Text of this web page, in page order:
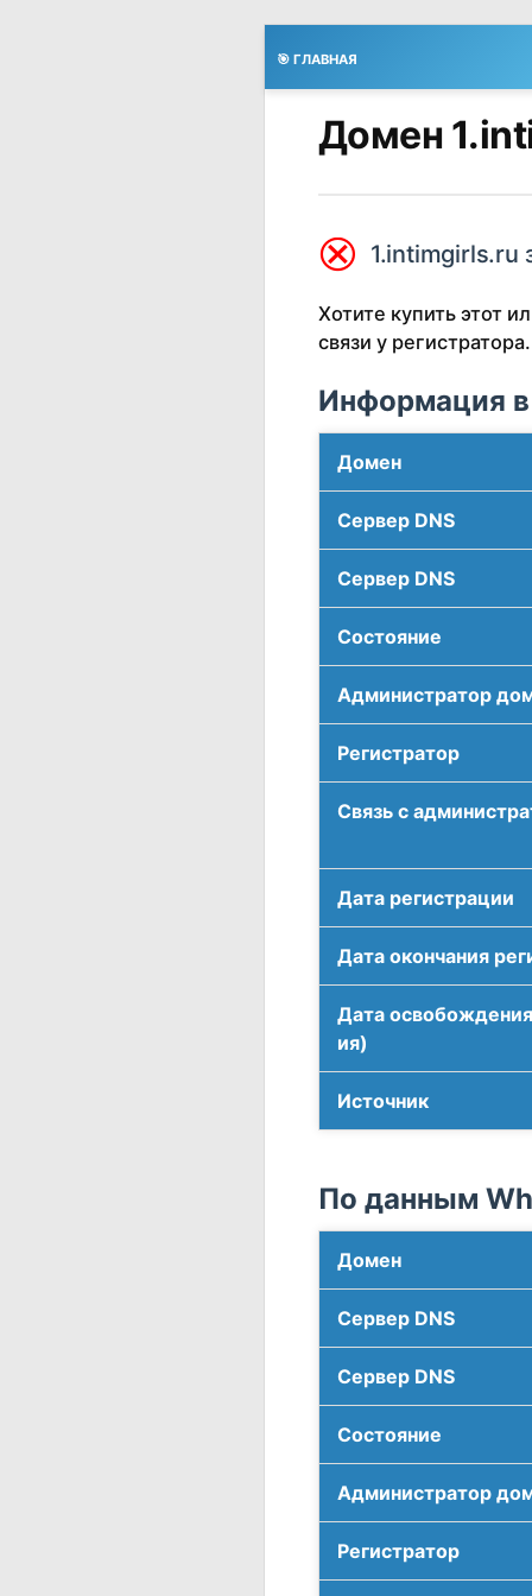
🎯 ГЛАВНАЯ
Домен
⮿ 1.intimgirls.ru
Хотите купить этот
связи у регистратора.
Информация в
Домен
Сервер DNS
Сервер DNS
Соcтояние
Администратор
Регистратор
Связь с
Дата регистрации
Дата окончания
Дата
ия)
Источник
По данным
Домен
Сервер DNS
Сервер DNS
Соcтояние
Администратор
Регистратор